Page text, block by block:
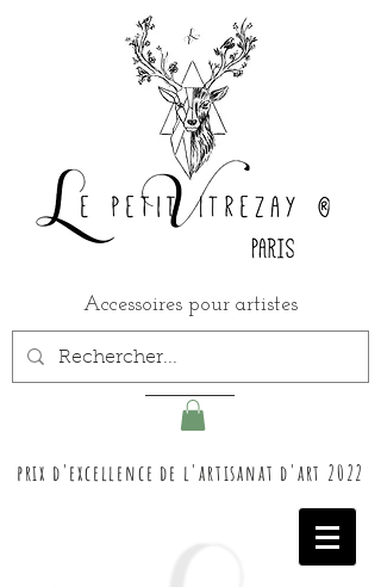
Accessoires pour artistes
prix d'excellence de l'artisanat d'art 2022